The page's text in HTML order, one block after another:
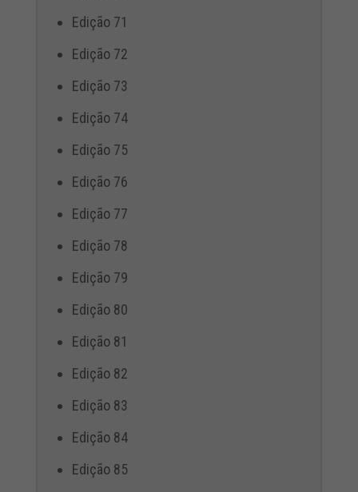
Edição 71
Edição 72
Edição 73
Edição 74
Edição 75
Edição 76
Edição 77
Edição 78
Edição 79
Edição 80
Edição 81
Edição 82
Edição 83
Edição 84
Edição 85